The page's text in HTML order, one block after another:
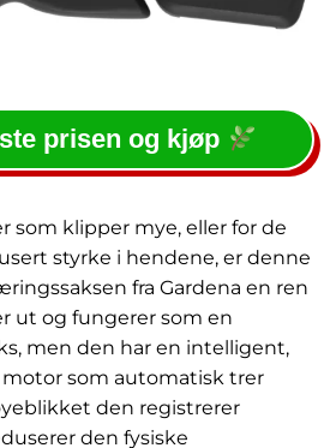
prisen og kjøp
som klipper mye, eller for de
styrke i hendene, er denne
fra Gardena en ren
ut og fungerer som en
men den har en intelligent,
som automatisk trer
den registrerer
den fysiske